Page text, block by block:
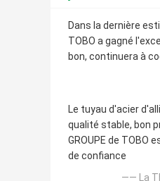
Dans la dernière
TOBO a gagné
bon, continuera à
Le tuyau d'acier
qualité stable, bon
GROUPE de TOBO
de confiance
—— La